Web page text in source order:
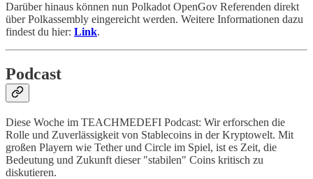
Darüber hinaus können nun Polkadot OpenGov Referenden direkt
über Polkassembly eingereicht werden. Weitere Informationen dazu
findest du hier: Link.
Podcast
Diese Woche im TEACHMEDEFI Podcast: Wir erforschen die
Rolle und Zuverlässigkeit von Stablecoins in der Kryptowelt. Mit
großen Playern wie Tether und Circle im Spiel, ist es Zeit, die
Bedeutung und Zukunft dieser "stabilen" Coins kritisch zu
diskutieren.